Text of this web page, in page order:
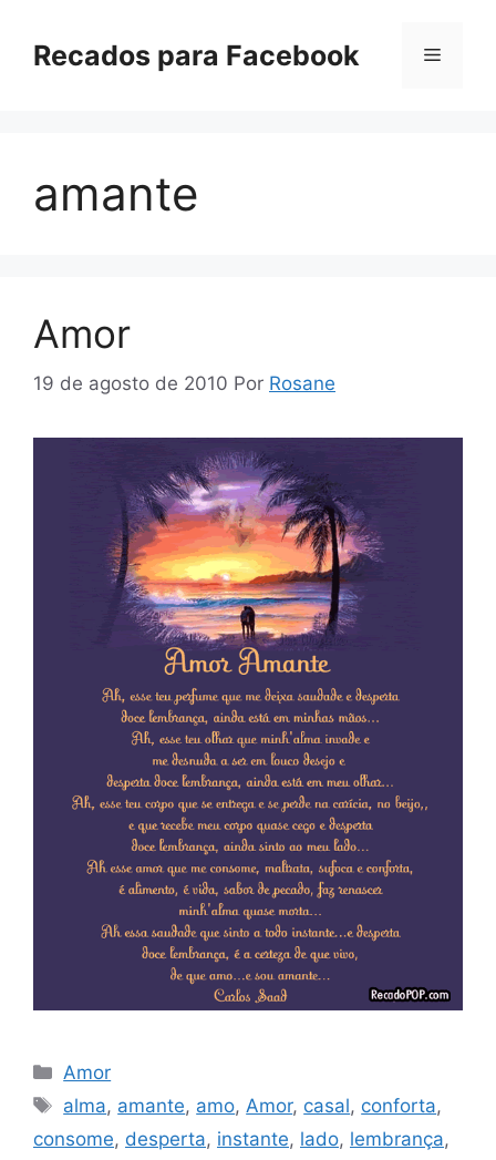
paraRecados para Facebook Menu
amante
Amor
19 de agosto de 2010 Por Rosane
Categorias
Amor
Tags
alma, amante, amo,Amor, casal, conforta,
consome, desperta, instante, lado, lembrança,